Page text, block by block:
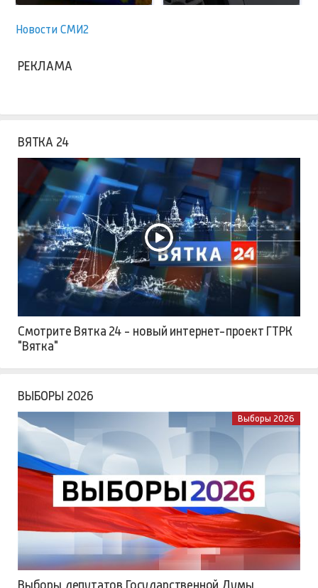
Новости СМИ2
РЕКЛАМА
ВЯТКА 24
Смотрите Вятка 24 - новый интернет-проект ГТРК
"Вятка"
ВЫБОРЫ 2026
Выборы 2026
Выборы депутатов Государственной Думы